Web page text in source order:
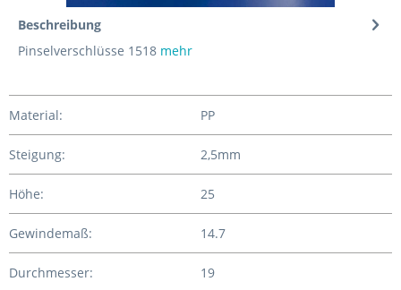
Beschreibung
Pinselverschlüsse 1518 mehr
Material: PP
Steigung: 2,5mm
Höhe: 25
Gewindemaß: 14.7
Durchmesser: 19